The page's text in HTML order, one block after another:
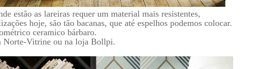
estão as lareiras requer um material mais resistentes,
hoje, são tão bacanas, que até espelhos podemos colocar.
ceramico bárbaro.
Norte-Vitrine ou na loja Bollpi.